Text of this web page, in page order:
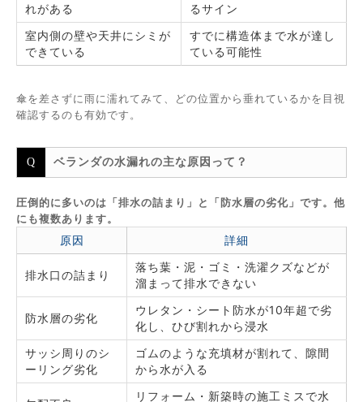
れがある
るサイン
室内側の壁や天井にシミが
できている
すでに構造体まで水が達し
ている可能性
傘を差さずに雨に濡れてみて、どの位置から垂れているかを目視
確認するのも有効です。
ベランダの水漏れの主な原因って？
圧倒的に多いのは「排水の詰まり」と「防水層の劣化」です。他
にも複数あります。
原因 詳細
排水口の詰まり
落ち葉・泥・ゴミ・洗濯クズなどが
溜まって排水できない
防水層の劣化
ウレタン・シート防水が10年超で劣
化し、ひび割れから浸水
サッシ周りのシ
ーリング劣化
ゴムのような充填材が割れて、隙間
から水が入る
リフォーム・新築時の施工ミスで水